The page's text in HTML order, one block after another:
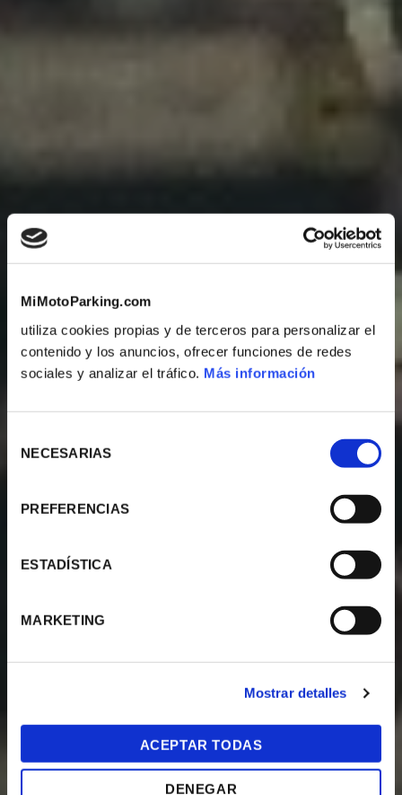
MiMotoParking.com
utiliza cookies propias y de terceros para personalizar el
contenido y los anuncios, ofrecer funciones de redes
sociales y analizar el tráfico. Más información
NECESARIAS
PREFERENCIAS
ESTADÍSTICA
MARKETING
Mostrar detalles
ACEPTAR TODAS
DENEGAR